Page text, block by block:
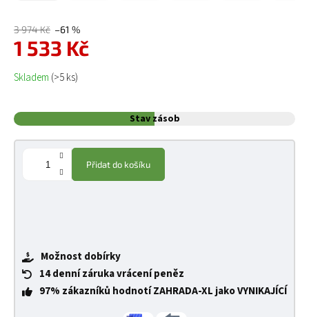
3 974 Kč –61 %
1 533 Kč
Měrná cena:
Skladem (>5 ks)
Stav zásob
Přidat do košíku
Možnost dobírky
14 denní záruka vrácení peněz
97% zákazníků hodnotí ZAHRADA-XL jako VYNIKAJÍCÍ